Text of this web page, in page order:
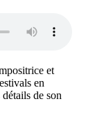
et
en
de son